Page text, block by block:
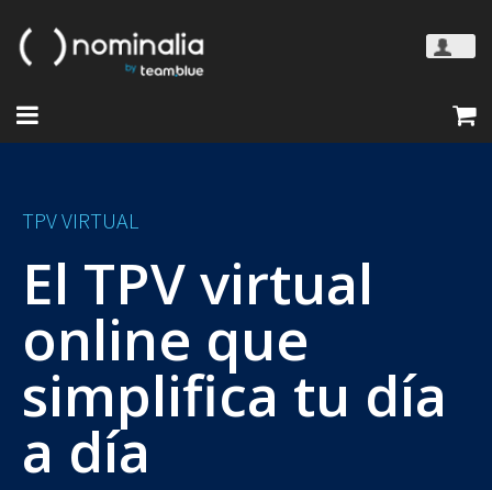
TPV VIRTUAL
El TPV virtual
online que
simplifica tu día
a día